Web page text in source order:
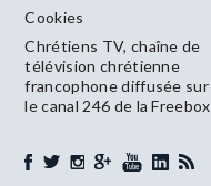
Cookies
Chrétiens TV, chaîne de
télévision chrétienne
francophone diffusée sur
le canal 246 de la Freebox